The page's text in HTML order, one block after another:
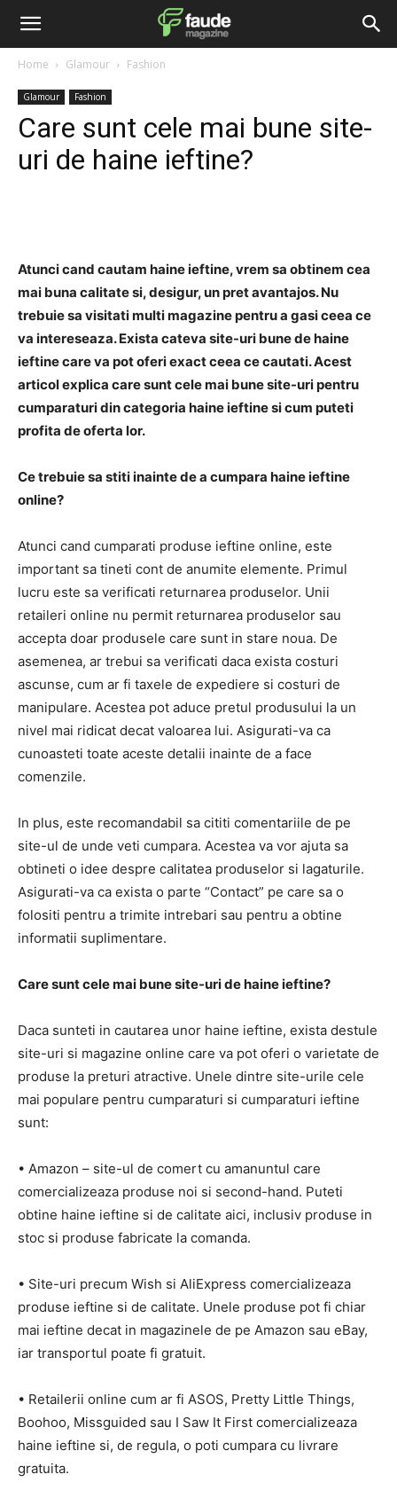
Home Glamour Fashion
Glamour Fashion
Care sunt cele mai bune site-
uri de haine ieftine?
Atunci cand cautam haine ieftine, vrem sa obtinem cea
mai buna calitate si, desigur, un pret avantajos. Nu
trebuie sa visitati multi magazine pentru a gasi ceea ce
va intereseaza. Exista cateva site-uri bune de haine
ieftine care va pot oferi exact ceea ce cautati. Acest
articol explica care sunt cele mai bune site-uri pentru
cumparaturi din categoria haine ieftine si cum puteti
profita de oferta lor.
Ce trebuie sa stiti inainte de a cumpara haine ieftine
online?
Atunci cand cumparati produse ieftine online, este
important sa tineti cont de anumite elemente. Primul
lucru este sa verificati returnarea produselor. Unii
retaileri online nu permit returnarea produselor sau
accepta doar produsele care sunt in stare noua. De
asemenea, ar trebui sa verificati daca exista costuri
ascunse, cum ar fi taxele de expediere si costuri de
manipulare. Acestea pot aduce pretul produsului la un
nivel mai ridicat decat valoarea lui. Asigurati-va ca
cunoasteti toate aceste detalii inainte de a face
comenzile.
In plus, este recomandabil sa cititi comentariile de pe
site-ul de unde veti cumpara. Acestea va vor ajuta sa
obtineti o idee despre calitatea produselor si lagaturile.
Asigurati-va ca exista o parte “Contact” pe care sa o
folositi pentru a trimite intrebari sau pentru a obtine
informatii suplimentare.
Care sunt cele mai bune site-uri de haine ieftine?
Daca sunteti in cautarea unor haine ieftine, exista destule
site-uri si magazine online care va pot oferi o varietate de
produse la preturi atractive. Unele dintre site-urile cele
mai populare pentru cumparaturi si cumparaturi ieftine
sunt:
• Amazon – site-ul de comert cu amanuntul care
comercializeaza produse noi si second-hand. Puteti
obtine haine ieftine si de calitate aici, inclusiv produse in
stoc si produse fabricate la comanda.
• Site-uri precum Wish si AliExpress comercializeaza
produse ieftine si de calitate. Unele produse pot fi chiar
mai ieftine decat in magazinele de pe Amazon sau eBay,
iar transportul poate fi gratuit.
• Retailerii online cum ar fi ASOS, Pretty Little Things,
Boohoo, Missguided sau I Saw It First comercializeaza
haine ieftine si, de regula, o poti cumpara cu livrare
gratuita.